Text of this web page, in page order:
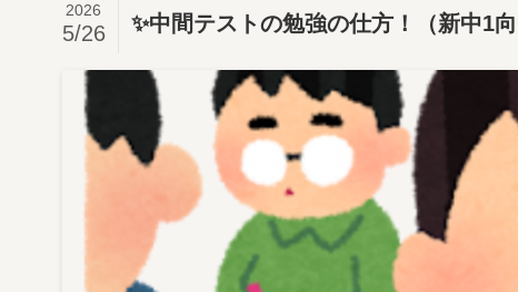
✨中間テストの勉強の仕方！（新中1向
2026
5/26